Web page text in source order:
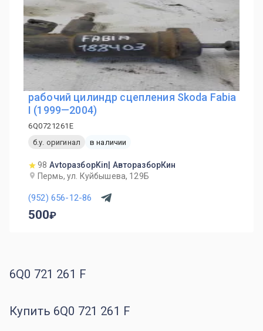
рабочий цилиндр сцепления Skoda Fabia
I (1999—2004)
6Q0721261E
б.у. оригинал
в наличии
98 AvtoразборKin| АвторазборКин
Пермь, ул. Куйбышева, 129Б
(952) 656-12-86
500
6Q0 721 261 F
Купить 6Q0 721 261 F